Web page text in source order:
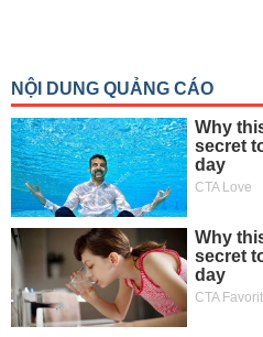
BẤT
ĐỘNG
SẢN
chứng
khoán
(-)